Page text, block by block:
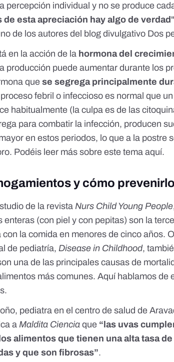
percepción individual y no se produce
de esta apreciación hay algo de verdad
de los autores del blog divulgativo Dos
en la acción de la hormona del
producción puede aumentar durante los
quese segrega principalmente
febril o infeccioso es normal que
habitualmente ( la culpa es de las
para combatir la infección, producen
en estos periodos, lo que a la postre
Podéis leer más sobre este temaaquí.
y cómo
de la revistaNurs Child Young People
enteras (con piel y con pepitas) son la
con la comida en menores de cinco años.
de pediatría,Disease in Childhood,
una de las principales causas de
más comunes.Aquí hablamos de
.
pediatra en el centro de salud de
aMaldita Cienciaque “las uvas
alimentos que tienen una alta tasa
y que son fibrosas”.